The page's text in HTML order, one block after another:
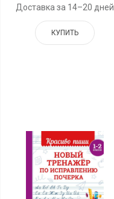
Доставка за 14–20 дней
КУПИТЬ